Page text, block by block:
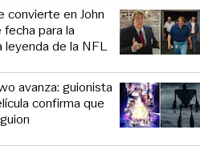
convierte en John
para la
leyenda de la NFL
avanza: guionista
confirma que